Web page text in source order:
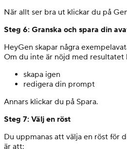
När allt ser bra ut klickar du på
Steg 6: Granska och spara din
HeyGen skapar några
Om du inte är nöjd med resultatet
skapa igen
redigera din prompt
Annars klickar du på Spara.
Steg 7: Välj en röst
Du uppmanas att välja en röst för
är att: